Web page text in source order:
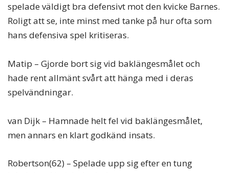
spelade väldigt bra defensivt mot den kvicke Barnes.
Roligt att se, inte minst med tanke på hur ofta som
hans defensiva spel kritiseras.
Matip – Gjorde bort sig vid baklängesmålet och
hade rent allmänt svårt att hänga med i deras
spelvändningar.
van Dijk – Hamnade helt fel vid baklängesmålet,
men annars en klart godkänd insats.
Robertson(62) – Spelade upp sig efter en tung